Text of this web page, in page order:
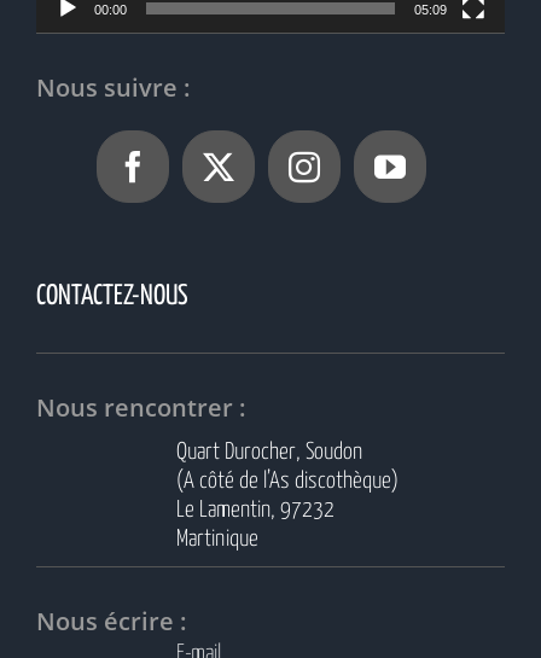
00:00 05:09
Nous suivre :
CONTACTEZ-NOUS
Nous rencontrer :
Quart Durocher, Soudon
(A côté de l’As discothèque)
Le Lamentin, 97232
Martinique
Nous écrire :